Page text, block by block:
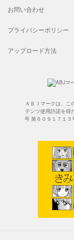
お問い合わせ
プライバシーポリシー
アップロード方法
ＡＢＪマークは、こ
テンツ使用許諾を得
号 第６０９１７１